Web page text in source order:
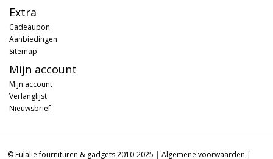
Extra
Cadeaubon
Aanbiedingen
Sitemap
Mijn account
Mijn account
Verlanglijst
Nieuwsbrief
© Eulalie fournituren & gadgets 2010-2025 | Algemene voorwaarden |